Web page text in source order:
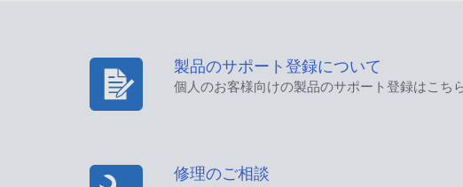
製品のサポート登録について
個人のお客様向けの製品のサポート登録はこち
修理のご相談